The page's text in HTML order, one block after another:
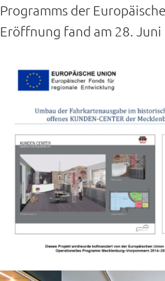
Programms der
Eröffnung fand am 28. Juni